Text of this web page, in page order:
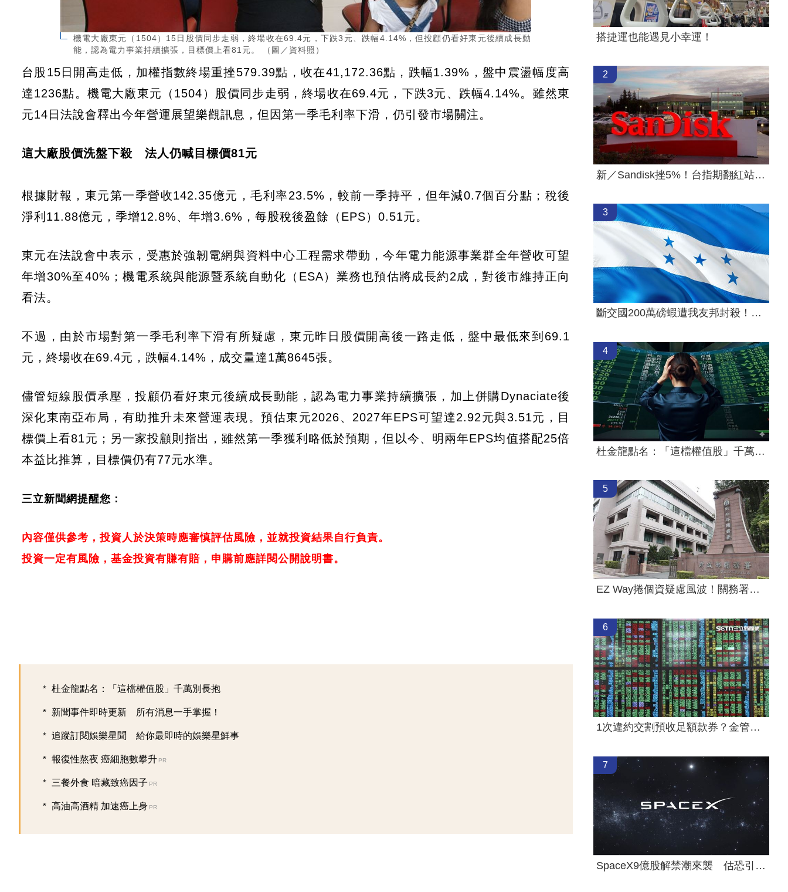
機電大廠東元（1504）15日股價同步走弱，終場收在69.4元，下跌3元、跌幅4.14%，但投顧仍看好東元後續成長動
能，認為電力事業持續擴張，目標價上看81元。 （圖／資料照）
台股15日開高走低，加權指數終場重挫579.39點，收在41,172.36點，跌幅1.39%，盤中震盪幅度高
達1236點。機電大廠東元（1504）股價同步走弱，終場收在69.4元，下跌3元、跌幅4.14%。雖然東
元14日法說會釋出今年營運展望樂觀訊息，但因第一季毛利率下滑，仍引發市場關注。
這大廠股價洗盤下殺 法人仍喊目標價81元
根據財報，東元第一季營收142.35億元，毛利率23.5%，較前一季持平，但年減0.7個百分點；稅後
淨利11.88億元，季增12.8%、年增3.6%，每股稅後盈餘（EPS）0.51元。
東元在法說會中表示，受惠於強韌電網與資料中心工程需求帶動，今年電力能源事業群全年營收可望
年增30%至40%；機電系統與能源暨系統自動化（ESA）業務也預估將成長約2成，對後市維持正向
看法。
不過，由於市場對第一季毛利率下滑有所疑慮，東元昨日股價開高後一路走低，盤中最低來到69.1
元，終場收在69.4元，跌幅4.14%，成交量達1萬8645張。
儘管短線股價承壓，投顧仍看好東元後續成長動能，認為電力事業持續擴張，加上併購Dynaciate後
深化東南亞布局，有助推升未來營運表現。預估東元2026、2027年EPS可望達2.92元與3.51元，目
標價上看81元；另一家投顧則指出，雖然第一季獲利略低於預期，但以今、明兩年EPS均值搭配25倍
本益比推算，目標價仍有77元水準。
三立新聞網提醒您：
內容僅供參考，投資人於決策時應審慎評估風險，並就投資結果自行負責。
投資一定有風險，基金投資有賺有賠，申購前應詳閱公開說明書。
杜金龍點名：「這檔權值股」千萬別長抱
新聞事件即時更新 所有消息一手掌握！
追蹤訂閱娛樂星聞 給你最即時的娛樂星鮮事
報復性熬夜 癌細胞數攀升 PR
三餐外食 暗藏致癌因子 PR
高油高酒精 加速癌上身 PR
搭捷運也能遇見小幸運！
2
新／Sandisk挫5%！台指期翻紅站回44000點
3
斷交國200萬磅蝦遭我友邦封殺！業者慘叫
4
杜金龍點名：「這檔權值股」千萬別長抱
5
EZ Way捲個資疑慮風波！關務署要出手了
6
1次違約交割預收足額款券？金管會回應了
7
SpaceX9億股解禁潮來襲 估恐引爆賣壓